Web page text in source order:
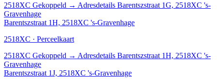
2518XC Gekoppeld → Adresdetails Barentszstraat 1G, 2518XC 's-
Gravenhage
Barentszstraat 1H, 2518XC 's-Gravenhage
2518XC · Perceelkaart
2518XC Gekoppeld → Adresdetails Barentszstraat 1H, 2518XC 's-
Gravenhage
Barentszstraat 1J, 2518XC 's-Gravenhage